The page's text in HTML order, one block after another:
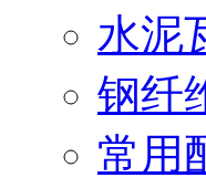
水泥
钢纤
常用